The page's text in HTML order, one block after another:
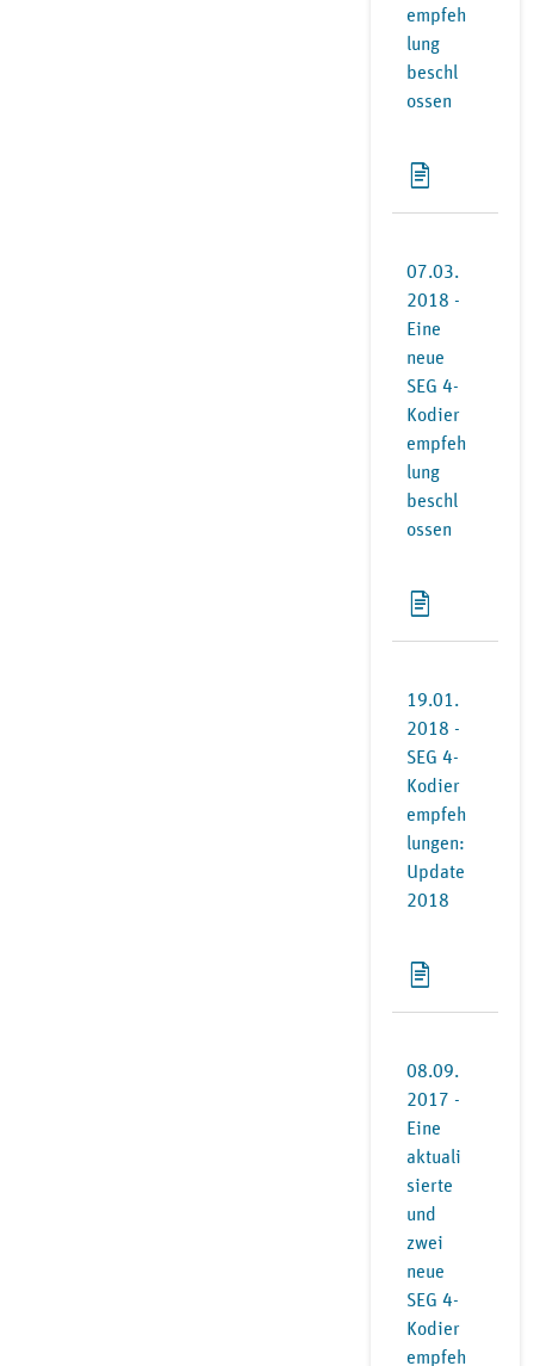
empfeh
lung
beschl
ossen
07.03.
2018 -
Eine
neue
SEG 4-
Kodier
empfeh
lung
beschl
ossen
19.01.
2018 -
SEG 4-
Kodier
empfeh
lungen:
Update
2018
08.09.
2017 -
Eine
aktuali
sierte
und
zwei
neue
SEG 4-
Kodier
empfeh